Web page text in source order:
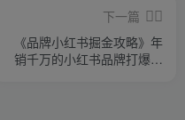
下一篇
《品牌小红书掘金攻略》年
销千万的小红书品牌打爆款